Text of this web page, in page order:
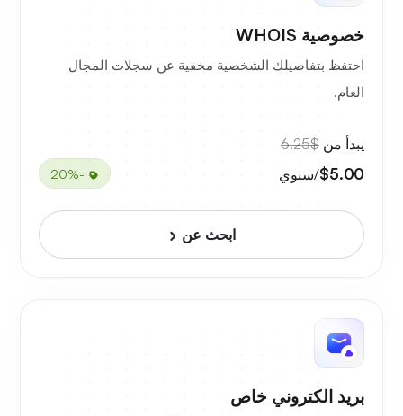
خصوصية WHOIS
احتفظ بتفاصيلك الشخصية مخفية عن سجلات المجال
العام.
يبدأ من $6.25
$5.00/سنوي -20%
ابحث عن
بريد الكتروني خاص